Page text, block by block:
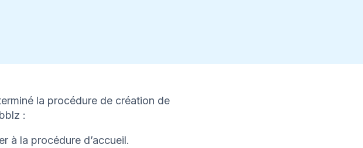
la procédure de création de
:
à la procédure d’accueil.